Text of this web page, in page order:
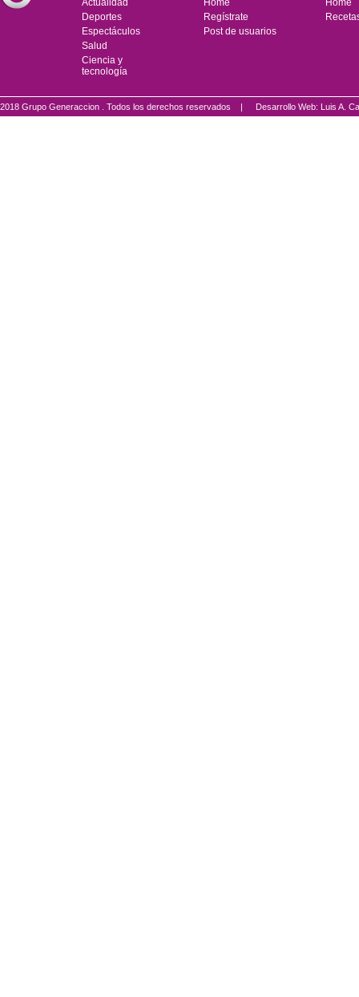
Actualidad
Deportes
Espectáculos
Salud
Ciencia y
tecnología
Home
Regístrate
Post de usuarios
Home
2018 Grupo Generaccion . Todos los derechos reservados | Desarrollo Web: Luis